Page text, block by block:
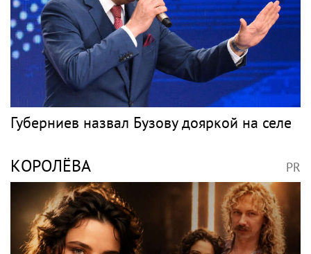
МАКАРЕВИЧ PR
Омут или брод? Пьяный Андрей
Макаревич сиганул с моста в Москву-реку